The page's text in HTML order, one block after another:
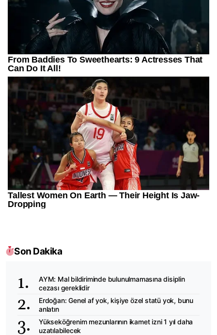
Son Dakika
AYM: Mal bildiriminde bulunulmamasına disiplin
cezası gereklidir
Erdoğan: Genel af yok, kişiye özel statü yok, bunu
anlatın
Yükseköğrenim mezunlarının ikamet izni 1 yıl daha
uzatılabilecek